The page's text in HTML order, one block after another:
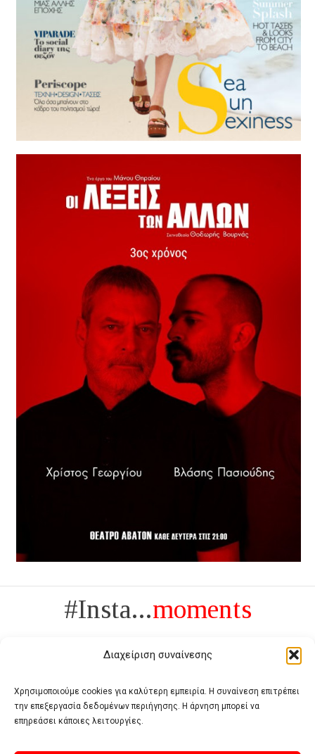
Διαχείριση συναίνεσης
Χρησιμοποιούμε cookies για καλύτερη εμπειρία. Η συναίνεση επιτρέπει
την επεξεργασία δεδομένων περιήγησης. Η άρνηση μπορεί να
επηρεάσει κάποιες λειτουργίες.
#Insta...moments
Πολυτέλεια δεν είναι το αντίθετο της ανέχειας, είναι το αντίθετο της